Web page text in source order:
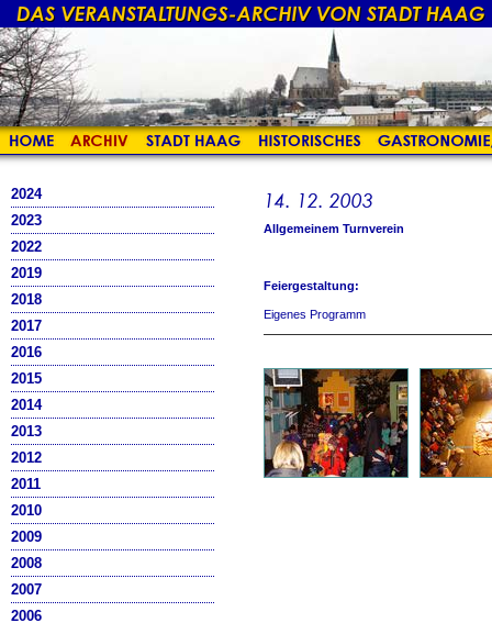
2024
2023
2022
2019
2018
2017
2016
2015
2014
2013
2012
2011
2010
2009
2008
2007
2006
Allgemeinem Turnverein
Feiergestaltung:
Eigenes Programm